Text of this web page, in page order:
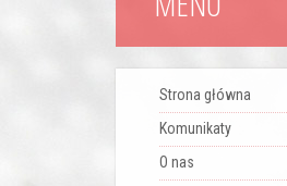
Strona główna
Komunikaty
O nas